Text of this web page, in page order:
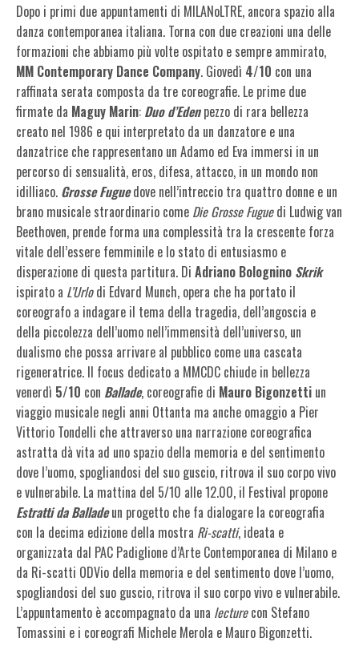
Dopo i primi due appuntamenti di MILANoLTRE, ancora spazio alla
danza contemporanea italiana. Torna con due creazioni una delle
formazioni che abbiamo più volte ospitato e sempre ammirato,
MM Contemporary Dance Company. Giovedì 4/10 con una
raffinata serata composta da tre coreografie. Le prime due
firmate da Maguy Marin: Duo d’Edenpezzo di rara bellezza
creato nel 1986 e qui interpretato da un danzatore e una
danzatrice che rappresentano un Adamo ed Eva immersi in un
percorso di sensualità, eros, difesa, attacco, in un mondo non
idilliaco. Grosse Fuguedove nell’intreccio tra quattro donne e un
brano musicale straordinario come Die Grosse Fuguedi Ludwig van
Beethoven, prende forma una complessità tra la crescente forza
vitale dell’essere femminile e lo stato di entusiasmo e
disperazione di questa partitura. DiAdriano Bolognino Skrik
ispirato a L’Urlodi Edvard Munch, opera che ha portato il
coreografo a indagare il tema della tragedia, dell’angoscia e
della piccolezza dell’uomo nell’immensità dell’universo, un
dualismo che possa arrivare al pubblico come una cascata
rigeneratrice. Il focus dedicato a MMCDC chiude in bellezza
venerdì 5/10 con Ballade, coreografie di Mauro Bigonzetti un
viaggio musicale negli anni Ottanta ma anche omaggio a Pier
Vittorio Tondelli che attraverso una narrazione coreografica
astratta dà vita ad uno spazio della memoria e del sentimento
dove l’uomo, spogliandosi del suo guscio, ritrova il suo corpo vivo
e vulnerabile. La mattina del 5/10 alle 12.00, il Festival propone
Estratti da Balladeun progetto che fa dialogare la coreografia
con la decima edizione della mostra Ri-scatti, ideata e
organizzata dal PAC Padiglione d’Arte Contemporanea di Milano e
da Ri-scatti ODVio della memoria e del sentimento dove l’uomo,
spogliandosi del suo guscio, ritrova il suo corpo vivo e vulnerabile.
L’appuntamento è accompagnato da una lecturecon Stefano
Tomassini e i coreografi Michele Merola e Mauro Bigonzetti.